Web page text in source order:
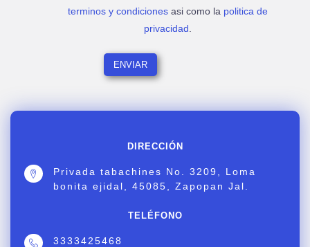
DIRECCIÓN
Privada tabachines No. 3209, Loma
bonita ejidal, 45085, Zapopan Jal.
TELÉFONO
3333425468
terminos y condicionesasi como la politica de
privacidad